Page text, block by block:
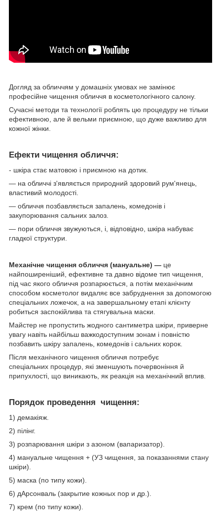
Догляд за обличчям у домашніх умовах не замінює
професійне чищення обличчя в косметологічного салону.
Сучасні методи та технології роблять цю процедуру не тільки
ефективною, але й вельми приємною, що дуже важливо для
кожної жінки.
Ефекти чищення обличчя:
- шкіра стає матовою і приємною на дотик.
— на обличчі з'являється природний здоровий рум'янець,
властивий молодості.
— обличчя позбавляється запалень, комедонів і
закупорювання сальних залоз.
— пори обличчя звужуються, і, відповідно, шкіра набуває
гладкої структури.
Механічне чищення обличчя (мануальне) — це
найпоширеніший, ефективне та давно відоме тип чищення,
під час якого обличчя розпарюється, а потім механічним
способом косметолог видаляє все забруднення за допомогою
спеціальних ложечок, а на завершальному етапі клієнту
робиться заспокійлива та стягувальна маски.
Майстер не пропустить жодного сантиметра шкіри, приверне
увагу навіть найбільш важкодоступним зонам і повністю
позбавить шкіру запалень, комедонів і сальних корок.
Після механічного чищення обличчя потребує
спеціальних процедур, які зменшують почервоніння й
припухлості, що виникають, як реакція на механічний вплив.
Порядок проведення чищення:
1) демакіяж.
2) пілінг.
3) розпарювання шкіри з азоном (вапаризатор).
4) мануальне чищення + (УЗ чищення, за показаннями стану
шкіри).
5) маска (по типу кожи).
6) дАрсонваль (закрытие кожных пор и др.).
7) крем (по типу кожи).